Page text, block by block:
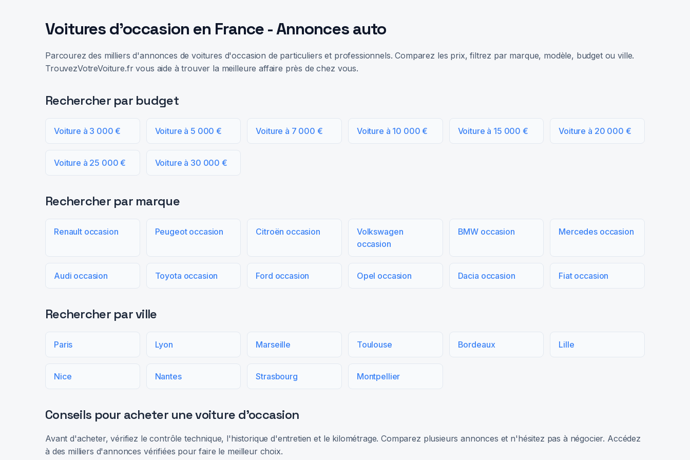
Voitures d'occasion en France - Annonces auto
Parcourez des milliers d'annonces de voitures d'occasion de particuliers et professionnels. Comparez les prix, filtrez par marque, modèle, budget ou ville.
TrouvezVotreVoiture.fr vous aide à trouver la meilleure affaire près de chez vous.
Rechercher par budget
Voiture à 3 000 € Voiture à 5 000 € Voiture à 7 000 € Voiture à 10 000 € Voiture à 15 000 € Voiture à 20 000 €
Voiture à 25 000 € Voiture à 30 000 €
Rechercher par marque
Renault occasion Peugeot occasion Citroën occasion
Volkswagen
occasion
BMW occasion Mercedes occasion
Audi occasion Toyota occasion Ford occasion Opel occasion Dacia occasion Fiat occasion
Rechercher par ville
Paris Lyon Marseille Toulouse Bordeaux Lille
Nice Nantes Strasbourg Montpellier
Conseils pour acheter une voiture d'occasion
Avant d'acheter, vérifiez le contrôle technique, l'historique d'entretien et le kilométrage. Comparez plusieurs annonces et n'hésitez pas à négocier. Accédez
à des milliers d'annonces vérifiées pour faire le meilleur choix.